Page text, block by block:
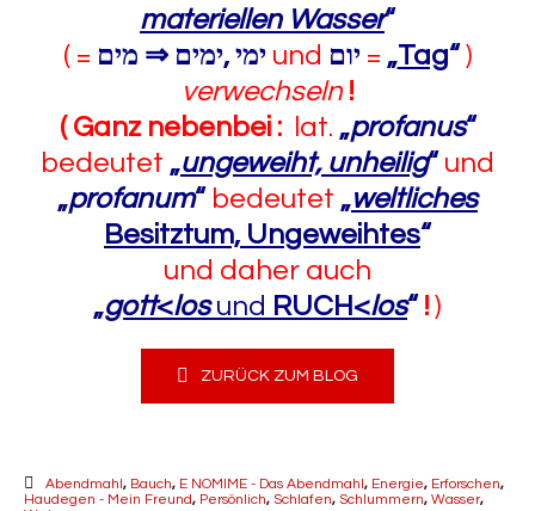
materiellen Wasser“
( = מים ⇒ ימים, ימי und יום = „Tag“ )
verwechseln !
( Ganz nebenbei :
lat. „profanus“
bedeutet „ungeweiht, unheilig“ und
„profanum“ bedeutet „weltliches
Besitztum, Ungeweihtes“
und daher auch
„gott<los und RUCH<los“ ! )
ZURÜCK ZUM BLOG
Abendmahl , Bauch, E NOMIME - Das Abendmahl , Energie, Erforschen,
Haudegen - Mein Freund, Persönlich, Schlafen, Schlummern, Wasser,